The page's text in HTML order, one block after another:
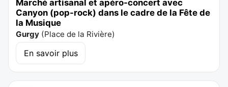
Marché artisanal et apéro-concert avec
Canyon (pop-rock) dans le cadre de la Fête de
la Musique
Gurgy (Place de la Rivière)
En savoir plus